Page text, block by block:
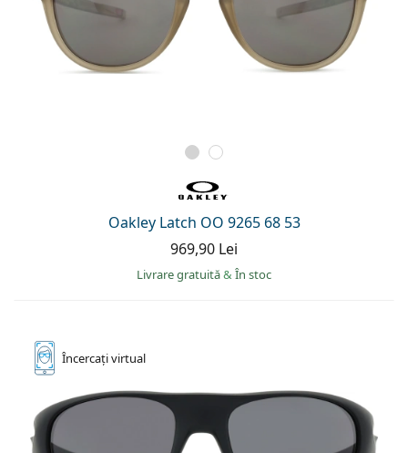
Oakley Latch OO 9265 68 53
969,90 Lei
Livrare gratuită& În stoc
Încercațivirtual